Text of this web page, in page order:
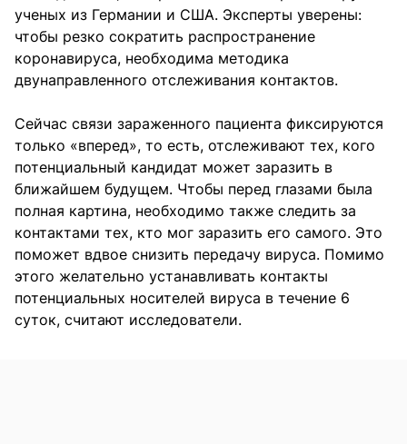
ученых из Германии и США. Эксперты уверены:
чтобы резко сократить распространение
коронавируса, необходима методика
двунаправленного отслеживания контактов.
Сейчас связи зараженного пациента фиксируются
только «вперед», то есть, отслеживают тех, кого
потенциальный кандидат может заразить в
ближайшем будущем. Чтобы перед глазами была
полная картина, необходимо также следить за
контактами тех, кто мог заразить его самого. Это
поможет вдвое снизить передачу вируса. Помимо
этого желательно устанавливать контакты
потенциальных носителей вируса в течение 6
суток, считают исследователи.